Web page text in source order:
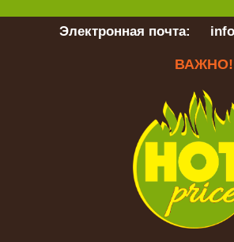
Электронная почта:
ВАЖНО!